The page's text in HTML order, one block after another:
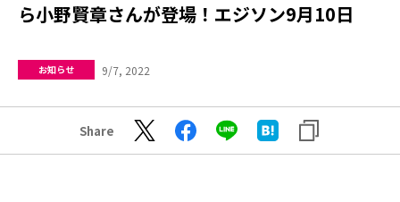
ら小野賢章さんが登場！エジソン9月10日
お知らせ 9/7, 2022
Share